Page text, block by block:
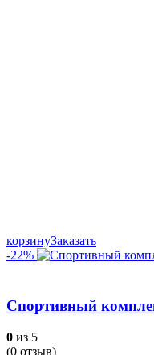
корзинуЗаказать
-22%
Спортивный
0 из 5
(0 отзыв)